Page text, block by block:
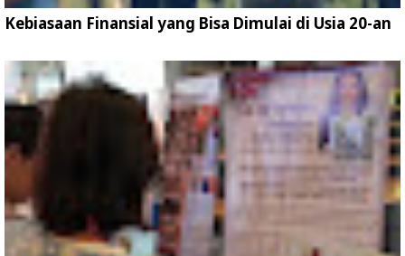
Kebiasaan Finansial yang Bisa Dimulai di Usia 20-an